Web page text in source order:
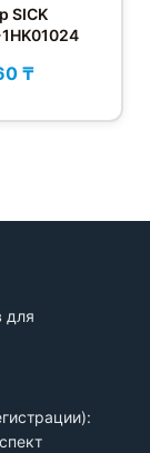
SICK
₸
для